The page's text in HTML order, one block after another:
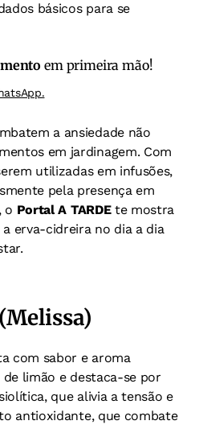
básicos para se
em primeira mão!
a ansiedade não
em jardinagem. Com
utilizadas em infusões,
pela presença em
o Portal A TARDEte mostra
erva-cidreira no dia a dia
com sabor e aroma
limão e destaca-se por
que alivia a tensão e
antioxidante, que combate